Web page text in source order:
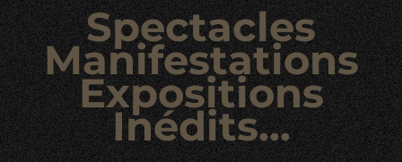
Spectacles
Manifestations
Expositions
Inédits...